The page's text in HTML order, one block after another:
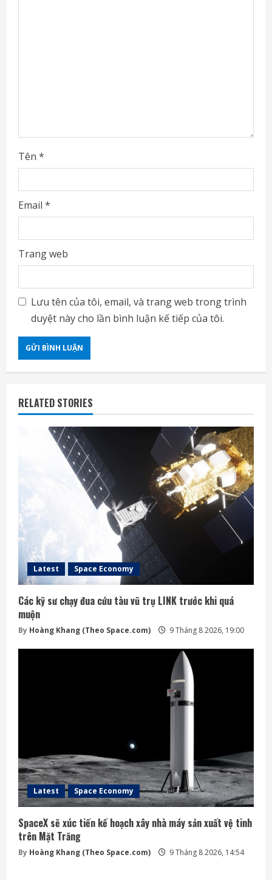
Tên *
Email *
Trang web
Lưu tên của tôi, email, và trang web trong trình
duyệt này cho lần bình luận kế tiếp của tôi.
RELATED STORIES
Latest Space Economy
Các kỹ sư chạy đua cứu tàu vũ trụ LINK trước khi quá
muộn
By Hoàng Khang (Theo Space.com) 9 Tháng 8 2026, 19:00
Latest Space Economy
SpaceX sẽ xúc tiến kế hoạch xây nhà máy sản xuất vệ tinh
trên Mặt Trăng
By Hoàng Khang (Theo Space.com) 9 Tháng 8 2026, 14:54